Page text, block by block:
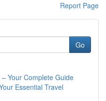
Report Page
Go
Your Complete Guide
Essential Travel